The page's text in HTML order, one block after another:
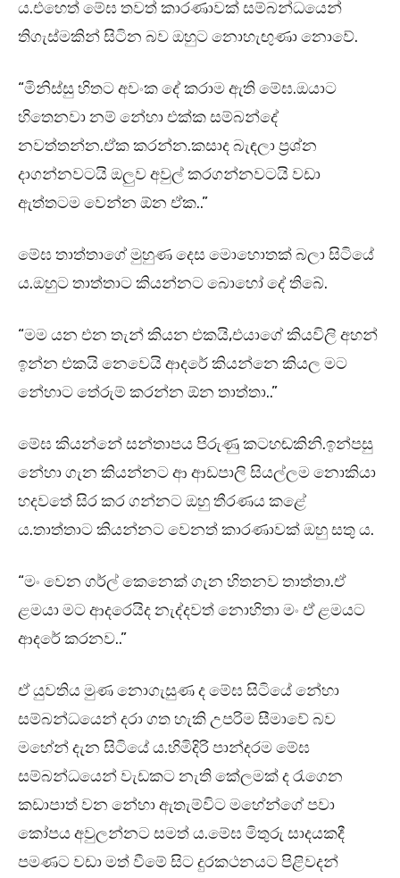
ය.එහෙත් මේඝ තවත් කාරණාවක් සම්බන්ධයෙන්
තිගැස්මකින් සිටින බව ඔහුට නොහැඟුණා නොවේ.
“මිනිස්සු හිතට අවංක දේ කරාම ඇති මේඝ.ඔයාට
හිතෙනවා නම් නේහා එක්ක සම්බන්දේ
නවත්තන්න.ඒක කරන්න.කසාද බැඳලා ප්‍රශ්න
දාගන්නවටයි ඔලුව අවුල් කරගන්නවටයි වඩා
ඇත්තටම වෙන්න ඕන ඒක..”
මේඝ තාත්තාගේ මුහුණ දෙස මොහොතක් බලා සිටියේ
ය.ඔහුට තාත්තාට කියන්නට බොහෝ දේ තිබේ.
“මම යන එන තැන් කියන එකයි,එයාගේ කියවිලි අහන්
ඉන්න එකයි නෙවෙයි ආදරේ කියන්නෙ කියල මට
නේහාට තේරුම් කරන්න ඕන තාත්තා..”
මේඝ කියන්නේ සන්තාපය පිරුණු කටහඬකිනි.ඉන්පසු
නේහා ගැන කියන්නට ආ ආඩපාලි සියල්ලම නොකියා
හදවතේ සිර කර ගන්නට ඔහු තීරණය කළේ
ය.තාත්තාට කියන්නට වෙනත් කාරණාවක් ඔහු සතු ය.
“මං වෙන ගර්ල් කෙනෙක් ගැන හිතනව තාත්තා.ඒ
ළමයා මට ආදරෙයිද නැද්දවත් නොහිතා මං ඒ ළමයට
ආදරේ කරනව..”
ඒ යුවතිය මුණ නොගැසුණ ද මේඝ සිටියේ නේහා
සම්බන්ධයෙන් දරා ගත හැකි උපරිම සීමාවේ බව
මහේන් දැන සිටියේ ය.හිමිදිරි පාන්දරම මේඝ
සම්බන්ධයෙන් වැඩකට නැති කේලමක් ද රැගෙන
කඩාපාත් වන නේහා ඇතැම්විට මහේන්ගේ පවා
කෝපය අවුලන්නට සමත් ය.මේඝ මිතුරු සාදයකදී
පමණට වඩා මත් වීමේ සිට දුරකථනයට පිළිවදන්